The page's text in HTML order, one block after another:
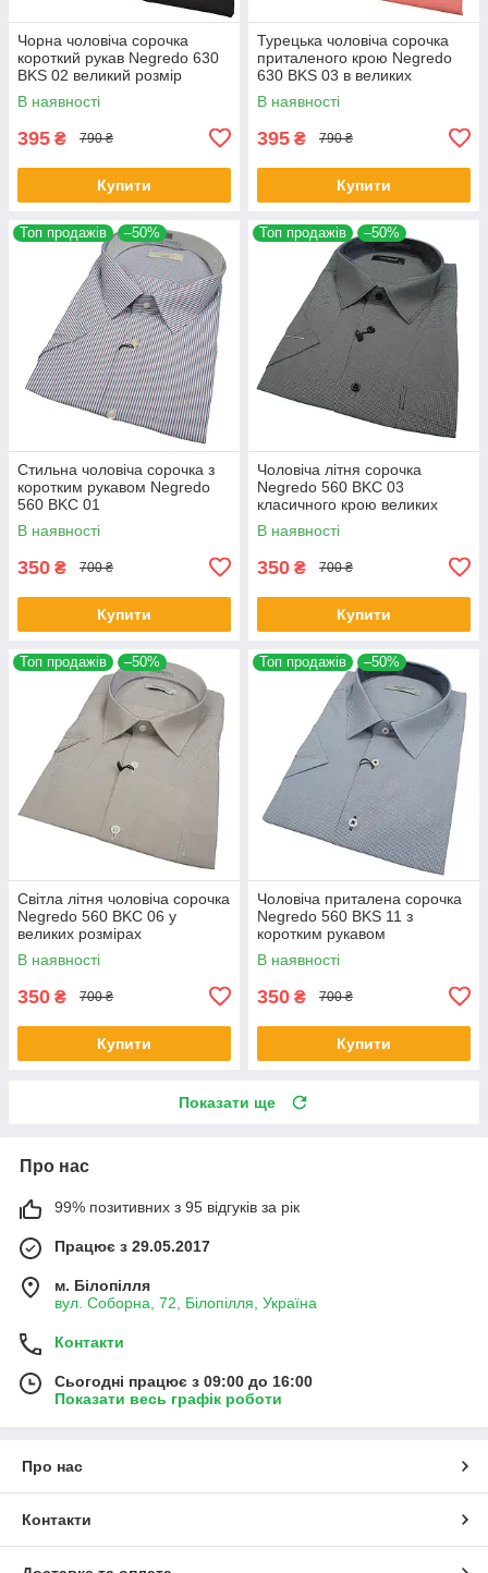
Чорна чоловіча сорочка
короткий рукав Negredo 630
BKS 02 великий розмір
В наявності
395 ₴ 790 ₴
Купити
Турецька чоловіча сорочка
приталеного крою Negredo
630 BKS 03 в великих
розмірах
В наявності
395 ₴ 790 ₴
Купити
Топ продажів –50%
Стильна чоловіча сорочка з
коротким рукавом Negredo
560 BKC 01
В наявності
350 ₴ 700 ₴
Купити
Топ продажів –50%
Чоловіча літня сорочка
Negredo 560 BKC 03
класичного крою великих
розмірів
В наявності
350 ₴ 700 ₴
Купити
Топ продажів –50%
Світла літня чоловіча сорочка
Negredo 560 BKC 06 у
великих розмірах
В наявності
350 ₴ 700 ₴
Купити
Топ продажів –50%
Чоловіча приталена сорочка
Negredo 560 BKS 11 з
коротким рукавом
В наявності
350 ₴ 700 ₴
Купити
Показати ще
Про нас
99% позитивних з 95 відгуків за рік
Працює з 29.05.2017
м. Білопілля
вул. Соборна, 72, Білопілля, Україна
Контакти
Сьогодні працює з 09:00 до 16:00
Показати весь графік роботи
Про нас
Контакти